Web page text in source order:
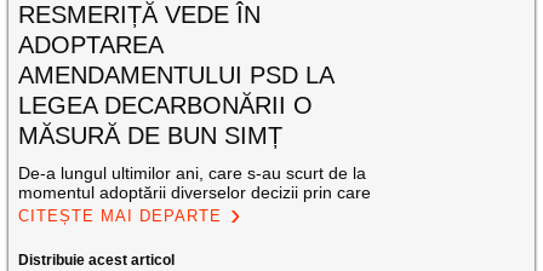
RESMERIȚĂ VEDE ÎN
ADOPTAREA
AMENDAMENTULUI PSD LA
LEGEA DECARBONĂRII O
MĂSURĂ DE BUN SIMȚ
De-a lungul ultimilor ani, care s-au scurt de la
momentul adoptării diverselor decizii prin care
CITEȘTE MAI DEPARTE
Distribuie acest articol